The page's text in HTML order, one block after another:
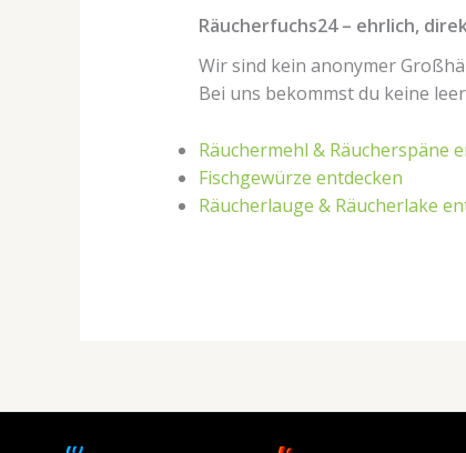
Räucherfuchs24 – ehrlich,
Wir sind kein anonymer
Bei uns bekommst du keine
Räuchermehl & Räucherspäne
Fischgewürze entdecken
Räucherlauge & Räucherlake